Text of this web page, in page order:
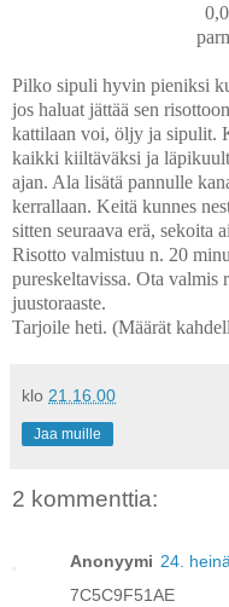
Pilko sipuli hyvin pieniksi
jos haluat jättää sen
kattilaan voi, öljy ja sipulit.
kaikki kiiltäväksi ja
ajan. Ala lisätä pannulle
kerrallaan. Keitä kunnes
sitten seuraava erä, sekoita
Risotto valmistuu n. 20
pureskeltavissa. Ota valmis
juustoraaste.
Tarjoile heti. (Määrät
klo 21.16.00
Jaa muille
2 kommenttia:
Anonyymi 24.
7C5C9F51AE